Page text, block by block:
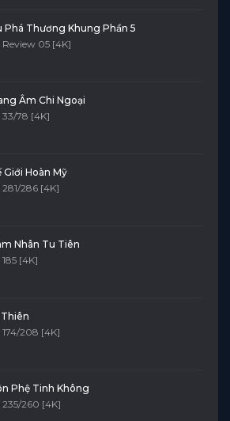
Phá Thương Khung Phần 5
Review 05 [4K]
Âm Chi Ngoại
33/78 [4K]
Giới Hoàn Mỹ
281/286 [4K]
Nhân Tu Tiên
[4K]
174/208 [4K]
Phệ Tinh Không
235/260 [4K]